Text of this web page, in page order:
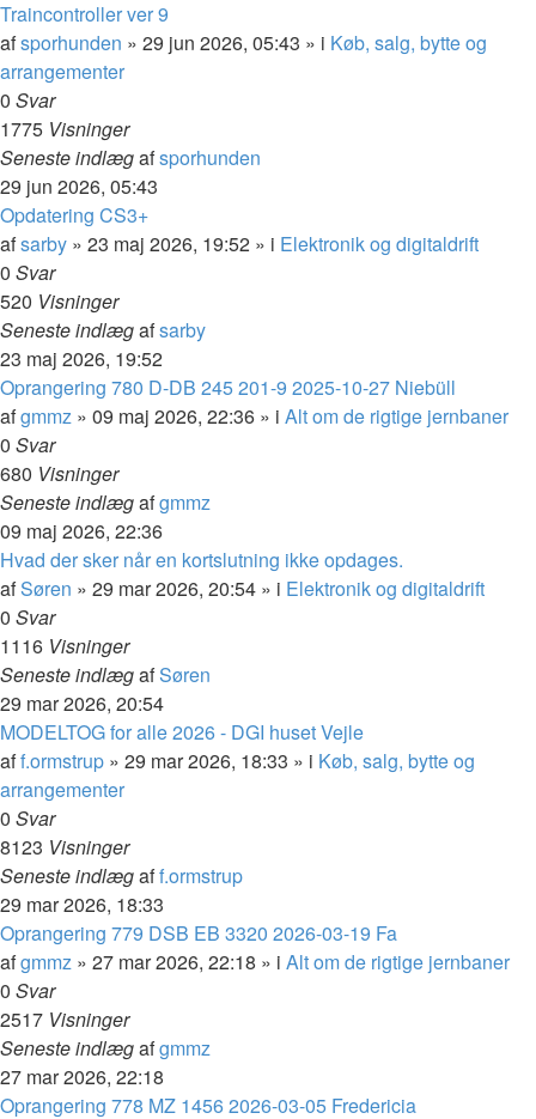
Traincontroller ver 9
afsporhunden » 29 jun 2026, 05:43 » i Køb, salg, bytte og
arrangementer
0 Svar
1775 Visninger
Seneste indlægafsporhunden
29 jun 2026, 05:43
Opdatering CS3+
afsarby » 23 maj 2026, 19:52 » i Elektronik og digitaldrift
0 Svar
520 Visninger
Seneste indlægafsarby
23 maj 2026, 19:52
Oprangering 780 D-DB 245 201-9 2025-10-27 Niebüll
afgmmz » 09 maj 2026, 22:36 » i Alt om de rigtige jernbaner
0 Svar
680 Visninger
Seneste indlægafgmmz
09 maj 2026, 22:36
Hvad der sker når en kortslutning ikke opdages.
afSøren » 29 mar 2026, 20:54 » i Elektronik og digitaldrift
0 Svar
1116 Visninger
Seneste indlægafSøren
29 mar 2026, 20:54
MODELTOG for alle 2026 - DGI huset Vejle
aff.ormstrup » 29 mar 2026, 18:33 » i Køb, salg, bytte og
arrangementer
0 Svar
8123 Visninger
Seneste indlægaff.ormstrup
29 mar 2026, 18:33
Oprangering 779 DSB EB 3320 2026-03-19 Fa
afgmmz » 27 mar 2026, 22:18 » i Alt om de rigtige jernbaner
0 Svar
2517 Visninger
Seneste indlægafgmmz
27 mar 2026, 22:18
Oprangering 778 MZ 1456 2026-03-05 Fredericia